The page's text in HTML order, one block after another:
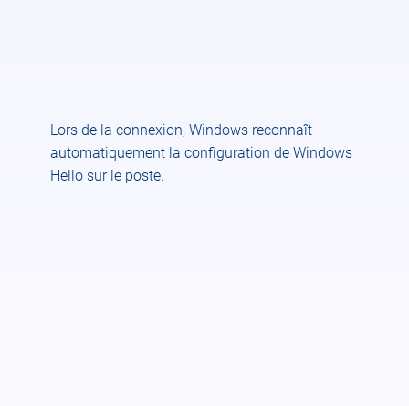
Lors de la connexion, Windows reconnaît
automatiquement la configuration de Windows
Hello sur le poste.